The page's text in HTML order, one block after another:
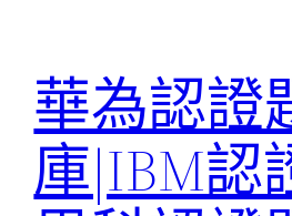
華為認證
庫|IBM認